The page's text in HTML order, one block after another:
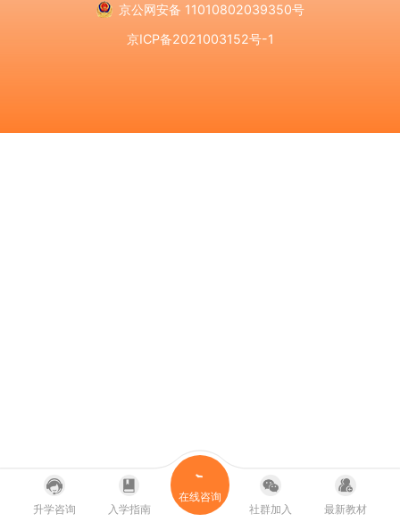
京公网安备 11010802039350号
京ICP备2021003152号-1
升学咨询 入学指南
在线咨询
社群加入
最新教材